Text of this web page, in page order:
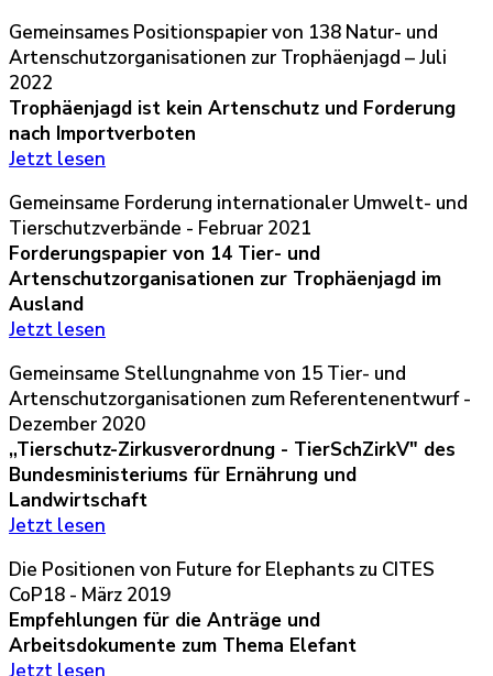
Gemeinsames Positionspapier von 138 Natur- und
Artenschutzorganisationen zur Trophäenjagd – Juli
2022
Trophäenjagd ist kein Artenschutz und Forderung
nach Importverboten
Jetzt lesen
Gemeinsame Forderung internationaler Umwelt- und
Tierschutzverbände - Februar 2021
Forderungspapier von 14 Tier- und
Artenschutzorganisationen zur Trophäenjagd im
Ausland
Jetzt lesen
Gemeinsame Stellungnahme von 15 Tier- und
Artenschutzorganisationen zum Referentenentwurf -
Dezember 2020
„Tierschutz-Zirkusverordnung - TierSchZirkV" des
Bundesministeriums für Ernährung und
Landwirtschaft
Jetzt lesen
Die Positionen von Future for Elephants zu CITES
CoP18 - März 2019
Empfehlungen für die Anträge und
Arbeitsdokumente zum Thema Elefant